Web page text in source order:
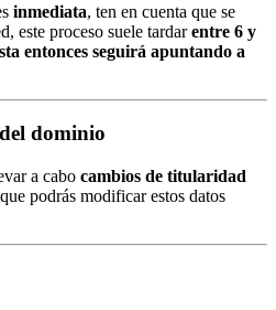
inmediata, ten en cuenta que se
este proceso suele tardarentre 6 y
entonces seguirá apuntando a
dominio
a cabo cambios de titularidad
podrás modificar estos datos